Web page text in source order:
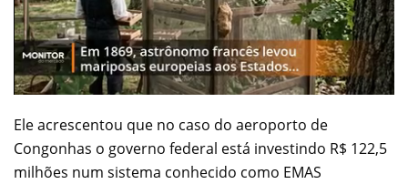
Ele acrescentou que no caso do aeroporto de
Congonhas o governo federal está investindo R$ 122,5
milhões num sistema conhecido como EMAS